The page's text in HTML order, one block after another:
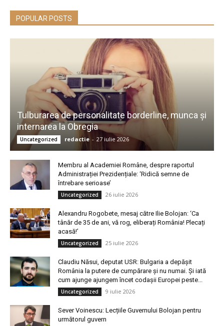
POPULAR POSTS
Tulburarea de personalitate borderline, munca și
internarea la Obregia
Uncategorized redactie - 27 iulie 2026
Membru al Academiei Române, despre raportul
Administrației Prezidențiale: ‘Ridică semne de
întrebare serioase’
Uncategorized 26 iulie 2026
Alexandru Rogobete, mesaj către Ilie Bolojan: ‘Ca
tânăr de 35 de ani, vă rog, eliberați România! Plecați
acasă!’
Uncategorized 25 iulie 2026
Claudiu Năsui, deputat USR: Bulgaria a depășit
România la putere de cumpărare și nu numai. Și iată
cum ajunge ajungem încet codașii Europei peste...
Uncategorized 9 iulie 2026
Sever Voinescu: Lecțiile Guvernului Bolojan pentru
următorul guvern